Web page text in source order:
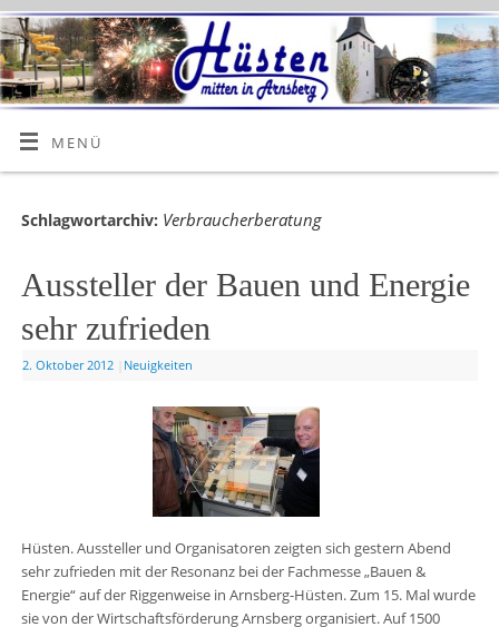
MENÜ
Schlagwortarchiv: Verbraucherberatung
Aussteller der Bauen und Energie
sehr zufrieden
2. Oktober 2012 Neuigkeiten
Hüsten. Aussteller und Organisatoren zeigten sich gestern Abend
sehr zufrieden mit der Resonanz bei der Fachmesse „Bauen &
Energie“ auf der Riggenweise in Arnsberg-Hüsten. Zum 15. Mal wurde
sie von der Wirtschaftsförderung Arnsberg organisiert. Auf 1500